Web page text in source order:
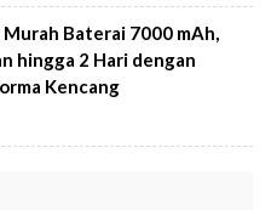
Murah Baterai 7000 mAh,
hingga 2 Hari dengan
Kencang